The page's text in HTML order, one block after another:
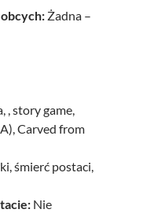
Żadna –
, story game,
Carved from
śmierć postaci,
Nie